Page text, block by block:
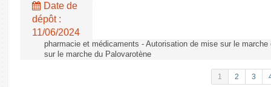
Date de
dépôt :
11/06/2024
pharmacie et médicaments - Autorisation de mise sur le
sur le marche du Palovarotène
1 2 3